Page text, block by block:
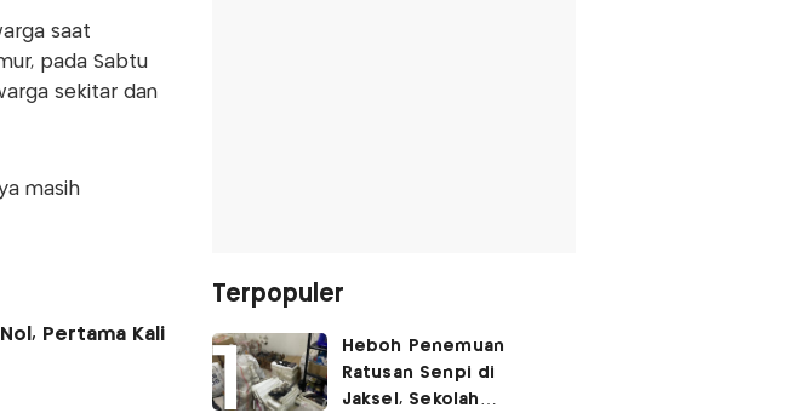
saat
pada Sabtu
sekitar dan
masih
Pertama Kali
Terpopuler
Heboh Penemuan
Ratusan Senpi di
Jaksel, Sekolah